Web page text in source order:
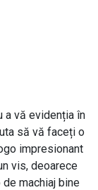
a vă evidenția în
să vă faceți o
impresionant
vis, deoarece
machiaj bine